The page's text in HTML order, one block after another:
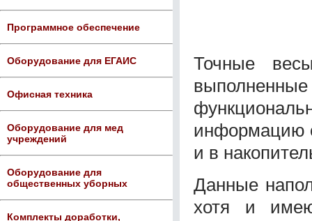
Программное обеспечение
Оборудование для ЕГАИС
Офисная техника
Оборудование для мед
учреждений
Оборудование для
общественных уборных
Комплекты доработки,
Точные
информацию
и в
Данные
хотя и